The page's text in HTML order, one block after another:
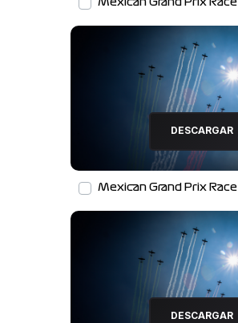
DESCARGAR
Mexican Grand Prix Race
DESCARGAR